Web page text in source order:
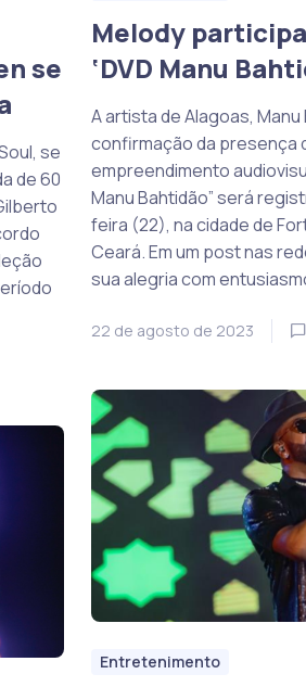
Melody
‘DVD Manu
A artista de Alagoas,
confirmação da presença
empreendimento
Manu Bahtidão” será
feira (22), na cidade de
Ceará. Em um post nas
sua alegria com
22 de agosto de 2023
se
se
de 60
Entretenimento